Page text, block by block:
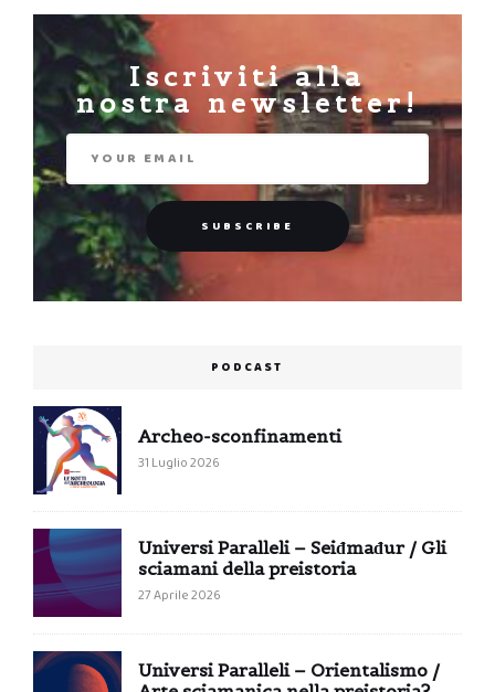
Iscriviti alla
nostra newsletter!
PODCAST
Archeo-sconfinamenti
31 Luglio 2026
Universi Paralleli – Seiđmađur / Gli
sciamani della preistoria
27 Aprile 2026
Universi Paralleli – Orientalismo /